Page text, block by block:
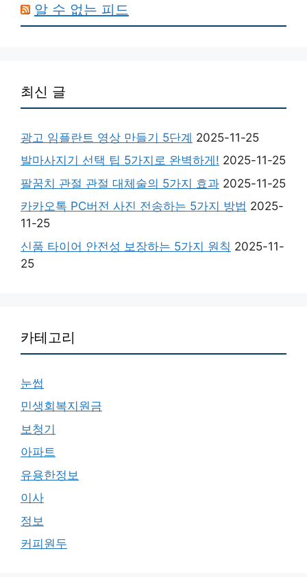
알 수 없는 피드
최신 글
광고 임플란트 영상 만들기 5단계 2025-11-25
발마사지기 선택 팁 5가지로 완벽하게! 2025-11-25
팔꿈치 관절 관절 대체술의 5가지 효과 2025-11-25
카카오톡 PC버전 사진 전송하는 5가지 방법 2025-
11-25
신품 타이어 안전성 보장하는 5가지 원칙 2025-11-
25
카테고리
눈썹
민생회복지원금
보청기
아파트
유용한정보
이사
정보
커피원두